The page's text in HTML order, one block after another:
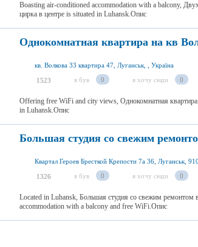
Boasting air-conditioned accommodation with a balcony,
цирка в центре is situated in Luhansk.Опис
Однокомнатная квартира на кв
кв. Волкова 33 квартира 47, Луганськ, , Україна
1523 я був 0 я хочу сюди 0
Offering free WiFi and city views, Однокомнатная
in Luhansk.Опис
Большая студия со свежим
1326 я був 0 я хочу сюди 0
Located in Luhansk, Большая студия со свежим ремонтом
accommodation with a balcony and free WiFi.Опис